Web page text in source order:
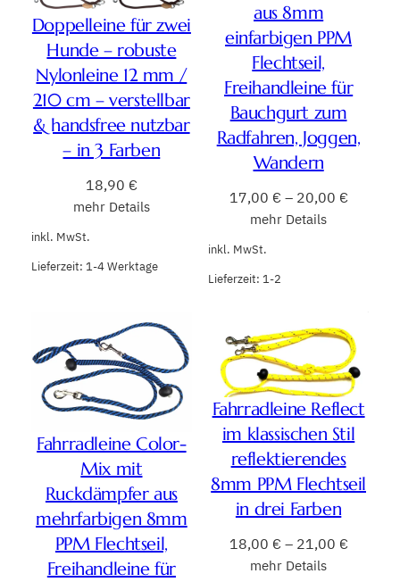
Doppelleine für zwei
Hunde – robuste
Nylonleine 12 mm /
210 cm – verstellbar
& handsfree nutzbar
– in 3 Farben
18,90 €
mehr Details
inkl. MwSt.
Lieferzeit: 1-4 Werktage
aus 8mm
einfarbigen PPM
Flechtseil,
Freihandleine für
Bauchgurt zum
Radfahren, Joggen,
Wandern
17,00 € – 20,00 €
mehr Details
inkl. MwSt.
Lieferzeit: 1-2
Fahrradleine Color-
Mix mit
Ruckdämpfer aus
mehrfarbigen 8mm
PPM Flechtseil,
Freihandleine für
Fahrradleine Reflect
im klassischen Stil
reflektierendes
8mm PPM Flechtseil
in drei Farben
18,00 € – 21,00 €
mehr Details